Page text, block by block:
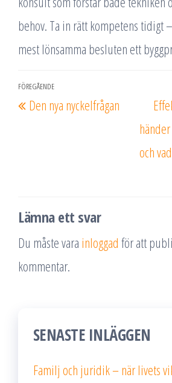
behov. Ta in rätt kompetens tidigt
mest lönsamma besluten ett
Inläggsnavigering
Föregående
inlägg
FÖREGÅENDE
Den nya nyckelfrågan
och
Lämna ett svar
Du måste vara inloggad för att
kommentar.
SENASTE INLÄGGEN
Familj och juridik – när livets